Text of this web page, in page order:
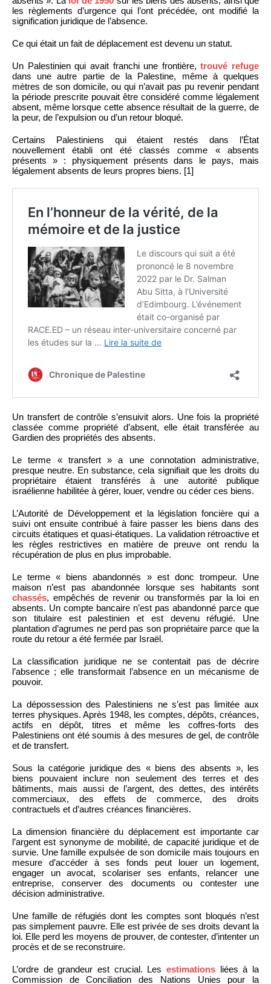
les règlements d’urgence qui l’ont précédée, ont modifié la
signification juridique de l’absence.
Ce qui était un fait de déplacement est devenu un statut.
Un Palestinien qui avait franchi une frontière,trouvé refuge
dans une autre partie de la Palestine, même à quelques
mètres de son domicile, ou qui n’avait pas pu revenir pendant
la période prescrite pouvait être considéré comme légalement
absent, même lorsque cette absence résultait de la guerre, de
la peur, de l’expulsion ou d’un retour bloqué.
Certains Palestiniens qui étaient restés dans l’État
nouvellement établi ont été classés comme « absents
présents » : physiquement présents dans le pays, mais
légalement absents de leurs propres biens. [1]
Un transfert de contrôle s’ensuivit alors. Une fois la propriété
classée comme propriété d’absent, elle était transférée au
Gardien des propriétés des absents.
Le terme « transfert » a une connotation administrative,
presque neutre. En substance, cela signifiait que les droits du
propriétaire étaient transférés à une autorité publique
israélienne habilitée à gérer, louer, vendre ou céder ces biens.
L’Autorité de Développement et la législation foncière qui a
suivi ont ensuite contribué à faire passer les biens dans des
circuits étatiques et quasi-étatiques. La validation rétroactive et
les règles restrictives en matière de preuve ont rendu la
récupération de plus en plus improbable.
Le terme « biens abandonnés » est donc trompeur. Une
maison n’est pas abandonnée lorsque ses habitants sont
chassés, empêchés de revenir ou transformés par la loi en
absents. Un compte bancaire n’est pas abandonné parce que
son titulaire est palestinien et est devenu réfugié. Une
plantation d’agrumes ne perd pas son propriétaire parce que la
route du retour a été fermée par Israël.
La classification juridique ne se contentait pas de décrire
l’absence ; elle transformait l’absence en un mécanisme de
pouvoir.
La dépossession des Palestiniens ne s’est pas limitée aux
terres physiques. Après 1948, les comptes, dépôts, créances,
actifs en dépôt, titres et même les coffres-forts des
Palestiniens ont été soumis à des mesures de gel, de contrôle
et de transfert.
Sous la catégorie juridique des « biens des absents », les
biens pouvaient inclure non seulement des terres et des
bâtiments, mais aussi de l’argent, des dettes, des intérêts
commerciaux, des effets de commerce, des droits
contractuels et d’autres créances financières.
La dimension financière du déplacement est importante car
l’argent est synonyme de mobilité, de capacité juridique et de
survie. Une famille expulsée de son domicile mais toujours en
mesure d’accéder à ses fonds peut louer un logement,
engager un avocat, scolariser ses enfants, relancer une
entreprise, conserver des documents ou contester une
décision administrative.
Une famille de réfugiés dont les comptes sont bloqués n’est
pas simplement pauvre. Elle est privée de ses droits devant la
loi. Elle perd les moyens de prouver, de contester, d’intenter un
procès et de se reconstruire.
L’ordre de grandeur est crucial. Les estimations liées à la
Commission de Conciliation des Nations Unies pour la